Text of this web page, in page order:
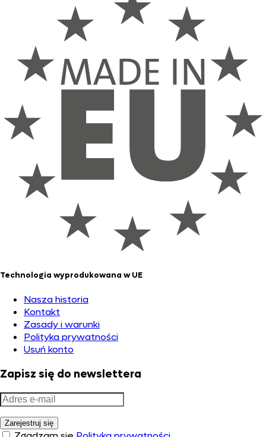
Technologia wyprodukowana w UE
Nasza historia
Kontakt
Zasady i warunki
Polityka prywatności
Usuń konto
Zapisz się do newslettera
Zarejestruj się